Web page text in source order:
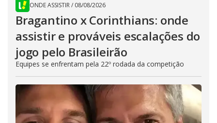
ONDE ASSISTIR/ 08/08/2026
Bragantino x Corinthians: onde
assistir e prováveis escalações do
jogo pelo Brasileirão
Equipes se enfrentam pela 22º rodada da competição